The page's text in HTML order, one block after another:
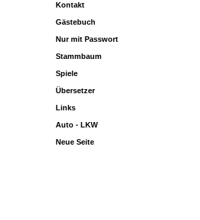
Kontakt
Gästebuch
Nur mit Passwort
Stammbaum
Spiele
Übersetzer
Links
Auto - LKW
Neue Seite